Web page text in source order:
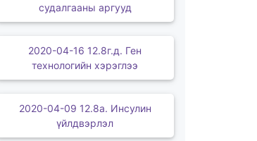
судалгааны аргууд
2020-04-16 12.8г.д. Ген
технологийн хэрэглээ
2020-04-09 12.8а. Инсулин
үйлдвэрлэл